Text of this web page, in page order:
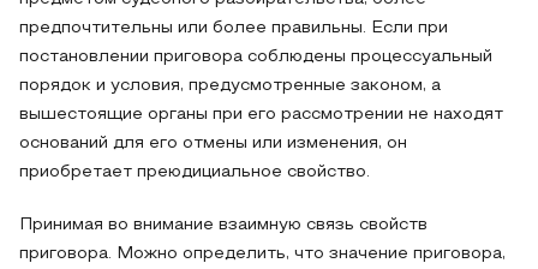
предпочтительны или более правильны. Если при
постановлении приговора соблюдены процессуальный
порядок и условия, предусмотренные законом, а
вышестоящие органы при его рассмотрении не находят
оснований для его отмены или изменения, он
приобретает преюдициальное свойство.
Принимая во внимание взаимную связь свойств
приговора. Можно определить, что значение приговора,